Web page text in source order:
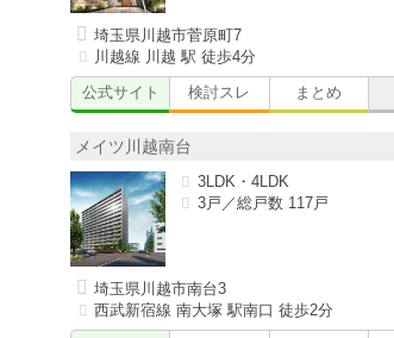
埼玉県川越市菅原町7
川越線 川越 駅 徒歩4分
公式サイト
検討スレ まとめ
メイツ川越南台
3LDK・4LDK
3戸／総戸数 117戸
埼玉県川越市南台3
西武新宿線 南大塚 駅南口 徒歩2分